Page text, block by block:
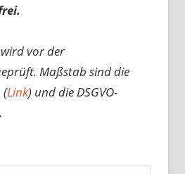
vor der
Maßstab sind die
(Link) und die DSGVO-